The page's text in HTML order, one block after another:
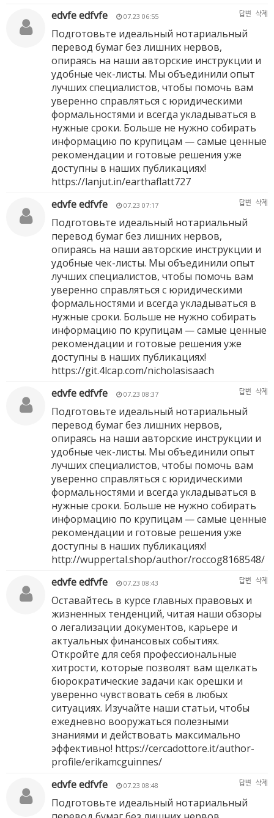
edvfe edfvfe
07.23 06:55 답변 삭제
Подготовьте идеальный нотариальный
перевод бумаг без лишних нервов,
опираясь на наши авторские инструкции и
удобные чек-листы. Мы объединили опыт
лучших специалистов, чтобы помочь вам
уверенно справляться с юридическими
формальностями и всегда укладываться в
нужные сроки. Больше не нужно собирать
информацию по крупицам — самые ценные
рекомендации и готовые решения уже
доступны в наших публикациях!
https://lanjut.in/earthaflatt727
edvfe edfvfe
07.23 07:17 답변 삭제
Подготовьте идеальный нотариальный
перевод бумаг без лишних нервов,
опираясь на наши авторские инструкции и
удобные чек-листы. Мы объединили опыт
лучших специалистов, чтобы помочь вам
уверенно справляться с юридическими
формальностями и всегда укладываться в
нужные сроки. Больше не нужно собирать
информацию по крупицам — самые ценные
рекомендации и готовые решения уже
доступны в наших публикациях!
https://git.4lcap.com/nicholasisaach
edvfe edfvfe
07.23 08:37 답변 삭제
Подготовьте идеальный нотариальный
перевод бумаг без лишних нервов,
опираясь на наши авторские инструкции и
удобные чек-листы. Мы объединили опыт
лучших специалистов, чтобы помочь вам
уверенно справляться с юридическими
формальностями и всегда укладываться в
нужные сроки. Больше не нужно собирать
информацию по крупицам — самые ценные
рекомендации и готовые решения уже
доступны в наших публикациях!
http://wuppertal.shop/author/roccog8168548/
edvfe edfvfe
07.23 08:43 답변 삭제
Оставайтесь в курсе главных правовых и
жизненных тенденций, читая наши обзоры
о легализации документов, карьере и
актуальных финансовых событиях.
Откройте для себя профессиональные
хитрости, которые позволят вам щелкать
бюрократические задачи как орешки и
уверенно чувствовать себя в любых
ситуациях. Изучайте наши статьи, чтобы
ежедневно вооружаться полезными
знаниями и действовать максимально
эффективно! https://cercadottore.it/author-
profile/erikamcguinnes/
edvfe edfvfe
07.23 08:48 답변 삭제
Подготовьте идеальный нотариальный